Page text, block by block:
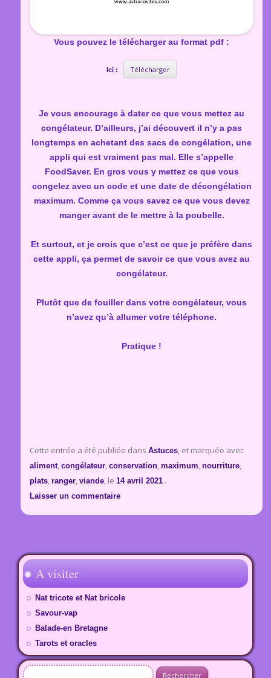
Vous pouvez le télécharger au format pdf :
Ici : Télécharger
Je vous encourage à dater ce que vous mettez au
congélateur. D’ailleurs, j’ai découvert il n’y a pas
longtemps en achetant des sacs de congélation, une
appli qui est vraiment pas mal. Elle s’appelle
FoodSaver. En gros vous y mettez ce que vous
congelez avec un code et une date de décongélation
maximum. Comme ça vous savez ce que vous devez
manger avant de le mettre à la poubelle.
Et surtout, et je crois que c’est ce que je préfère dans
cette appli, ça permet de savoir ce que vous avez au
congélateur.
Plutôt que de fouiller dans votre congélateur, vous
n’avez qu’à allumer votre téléphone.
Pratique !
Cette entrée a été publiée dans Astuces, et marquée avec
aliment, congélateur, conservation, maximum, nourriture,
plats, ranger, viande, le 14 avril 2021 .
Laisser un commentaire
A visiter
Nat tricote et Nat bricole
Savour-vap
Balade-en Bretagne
Tarots et oracles
Rechercher :